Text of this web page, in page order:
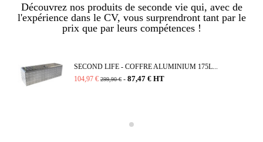
Découvrez nos produits de seconde vie qui, avec de
l'expérience dans le CV, vous surprendront tant par le
prix que par leurs compétences !
SECOND LIFE - COFFRE ALUMINIUM 175L...
104,97 € 299,90 € - 87,47 € HT